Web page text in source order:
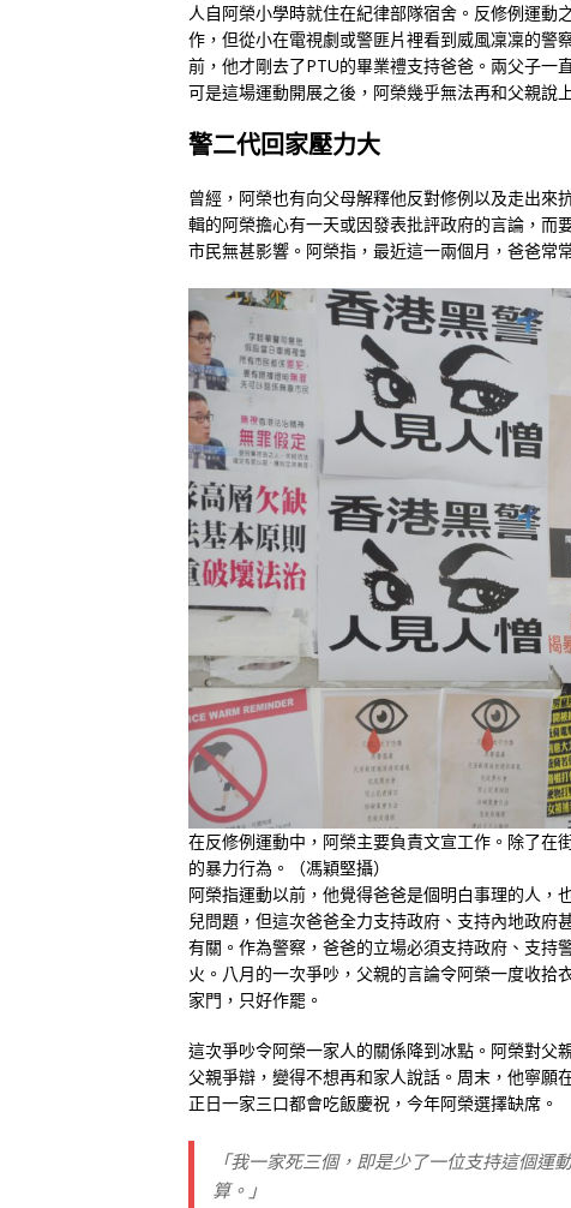
人自阿榮小學時就住在紀律部隊宿舍。反修例運動
作，但從小在電視劇或警匪片裡看到威風凜凜的警
前，他才剛去了PTU的畢業禮支持爸爸。兩父子一
可是這場運動開展之後，阿榮幾乎無法再和父親說
警二代回家壓力大
曾經，阿榮也有向父母解釋他反對修例以及走出來
輯的阿榮擔心有一天或因發表批評政府的言論，而
市民無甚影響。阿榮指，最近這一兩個月，爸爸常
在反修例運動中，阿榮主要負責文宣工作。除了在
的暴力行為。（馮穎堅攝）
阿榮指運動以前，他覺得爸爸是個明白事理的人
兒問題，但這次爸爸全力支持政府、支持內地政
有關。作為警察，爸爸的立場必須支持政府、支持
火。八月的一次爭吵，父親的言論令阿榮一度收拾
家門，只好作罷。
這次爭吵令阿榮一家人的關係降到冰點。阿榮對父
父親爭辯，變得不想再和家人說話。周末，他寧
正日一家三口都會吃飯慶祝，今年阿榮選擇缺席。
「我一家死三個，即是少了一位支持這個
算。」